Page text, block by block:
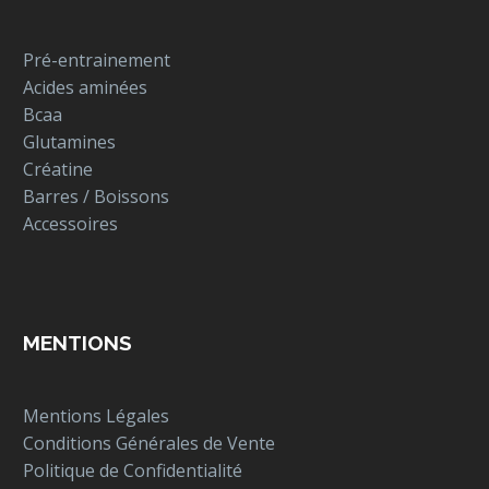
Pré-entrainement
Acides aminées
Bcaa
Glutamines
Créatine
Barres / Boissons
Accessoires
MENTIONS
Mentions Légales
Conditions Générales de Vente
Politique de Confidentialité